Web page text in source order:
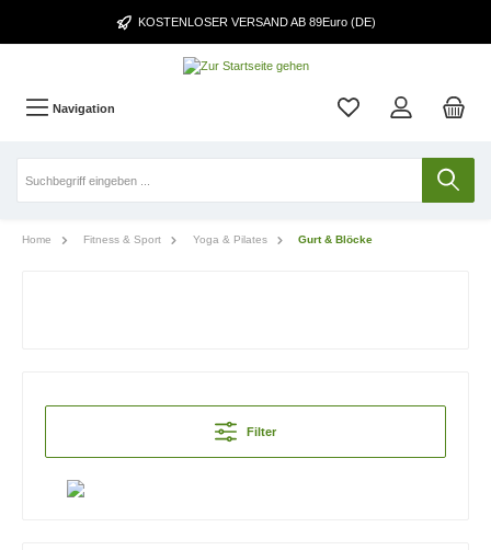
KOSTENLOSER VERSAND AB 89Euro (DE)
Navigation
Home Fitness & Sport Yoga & Pilates Gurt & Blöcke
Filter